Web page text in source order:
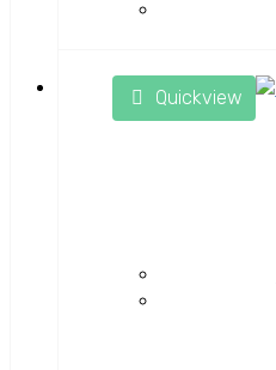
Quickview